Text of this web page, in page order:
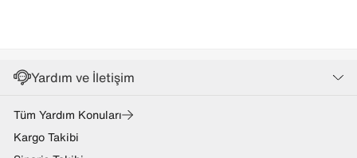
Yardım ve İletişim
Tüm Yardım Konuları
Kargo Takibi